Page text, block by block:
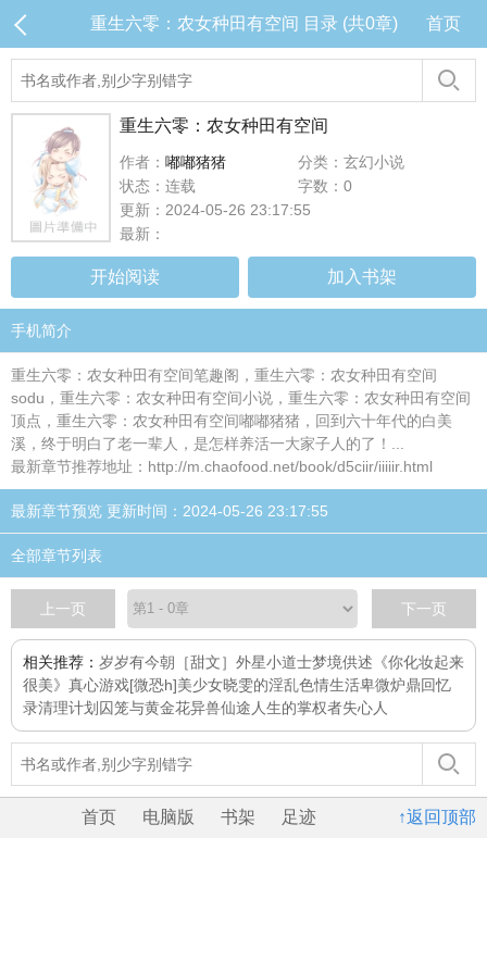
重生六零：农女种田有空间 目录 (共0章) 首页
重生六零：农女种田有空间
作者： 嘟嘟猪猪
分类：玄幻小说
状态：连载
字数：0
更新：2024-05-26 23:17:55
最新：
开始阅读 加入书架
手机简介
重生六零：农女种田有空间笔趣阁，重生六零：农女种田有空间
sodu，重生六零：农女种田有空间小说，重生六零：农女种田有空间
顶点，重生六零：农女种田有空间嘟嘟猪猪，回到六十年代的白美
溪，终于明白了老一辈人，是怎样养活一大家子人的了！...
最新章节推荐地址：http://m.chaofood.net/book/d5ciir/iiiiir.html
最新章节预览 更新时间：2024-05-26 23:17:55
全部章节列表
上一页 下一页
相关推荐： 岁岁有今朝［甜文］ 外星小道士梦境供述 《你化妆起来
很美》 真心游戏[微恐h]美少女晓雯的淫乱色情生活卑微炉鼎回忆
录清理计划 囚笼与黄金花异兽仙途 人生的掌权者失心人
↑返回顶部
首页 电脑版 书架 足迹